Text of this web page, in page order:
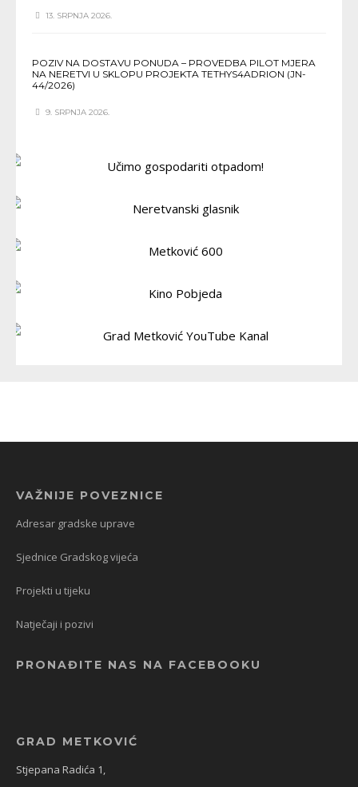
13. SRPNJA 2026.
POZIV NA DOSTAVU PONUDA – PROVEDBA PILOT MJERA
NA NERETVI U SKLOPU PROJEKTA TETHYS4ADRION (JN-
44/2026)
9. SRPNJA 2026.
VAŽNIJE POVEZNICE
Adresar gradske uprave
Sjednice Gradskog vijeća
Projekti u tijeku
Natječaji i pozivi
PRONAĐITE NAS NA FACEBOOKU
GRAD METKOVIĆ
Stjepana Radića 1,